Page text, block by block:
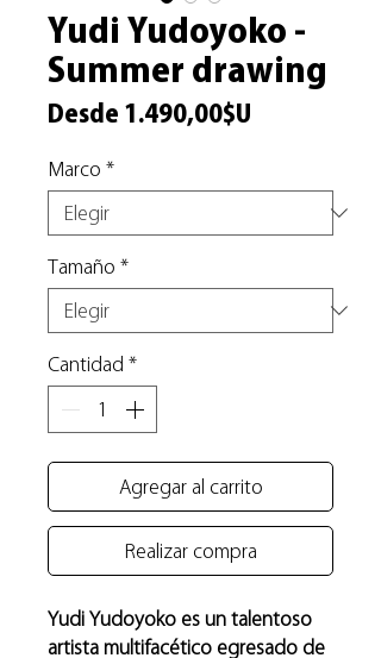
Yudi Yudoyoko -
Summer drawing
Desde 1.490,00$U
Marco *
Tamaño *
Cantidad *
Agregar al carrito
Realizar compra
Yudi Yudoyoko es un talentoso
artista multifacético egresado de